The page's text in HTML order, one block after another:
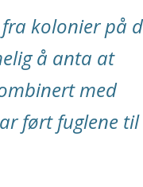
kolonier på
å anta at
med
ført fuglene til